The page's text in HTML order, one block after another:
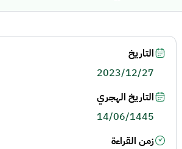
التاريخ
2023/12/27
التاريخ الهجري
14/06/1445
زمن القراءة